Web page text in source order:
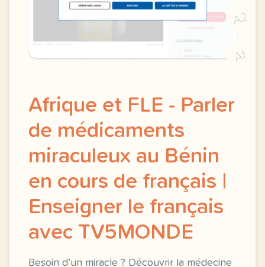
A2
A1
Afrique et FLE - Parler
de médicaments
miraculeux au Bénin
en cours de français |
Enseigner le français
avec TV5MONDE
Besoin d’un miracle ? Découvrir la médecine